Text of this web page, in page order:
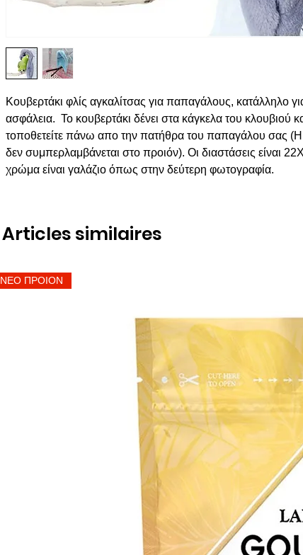
Κουβερτάκι φλίς αγκαλίτσας για παπαγάλους, κατάλληλο
ασφάλεια. Το κουβερτάκι δένει στα κάγκελα του κλουβιού
τοποθετείτε πάνω απο την πατήθρα του παπαγάλου σας
δεν συμπερλαμβάνεται στο προιόν). Οι διαστάσεις είναι
χρώμα είναι γαλάζιο όπως στην δεύτερη φωτογραφία.
Articles similaires
ΝΕΟ ΠΡΟΙΟΝ